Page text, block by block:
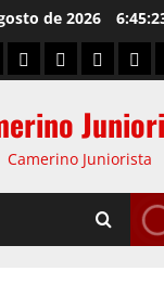
de 2026
Camerino Juniorista